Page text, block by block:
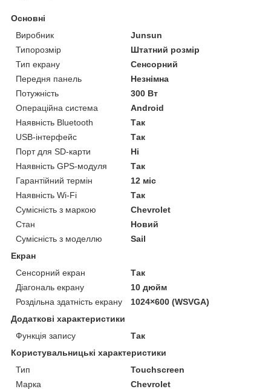
Основні
Виробник
Junsun
Типорозмір
Штатний розмір
Тип екрану
Сенсорний
Передня панель
Незнімна
Потужність
300 Вт
Операційна система
Android
Наявність Bluetooth
Так
USB-інтерфейс
Так
Порт для SD-карти
Ні
Наявність GPS-модуля
Так
Гарантійний термін
12 міс
Наявність Wi-Fi
Так
Сумісність з маркою
Chevrolet
Стан
Новий
Сумісність з моделлю
Sail
Екран
Сенсорний екран
Так
Діагональ екрану
10 дюйм
Роздільна здатність екрану
1024×600 (WSVGA)
Додаткові характеристики
Функція запису
Так
Користувальницькі характеристики
Тип
Touchscreen
Марка
Chevrolet